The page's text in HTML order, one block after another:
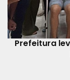
Prefeitura